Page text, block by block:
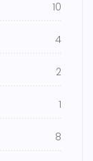
10
4
2
1
8